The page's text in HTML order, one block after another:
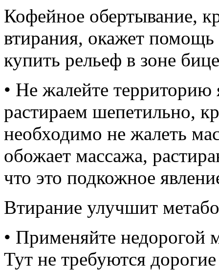
Кофейное обертывание,
втирания, окажет
купить рельеф в зоне
• Не жалейте территорию
растираем шепетильно,
необходимо не жалеть
обожает массажа,
что это подкожное
Втирание улучшит
• Применяйте недорогой
Тут не требуются дорогие